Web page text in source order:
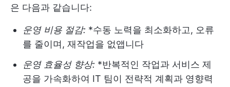
은 다음과 같습니다:
운영 비용 절감: *수동 노력을 최소화하고, 오류
를 줄이며, 재작업을 없앱니다
운영 효율성 향상: *반복적인 작업과 서비스 제
공을 가속화하여 IT 팀이 전략적 계획과 영향력